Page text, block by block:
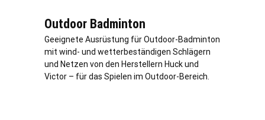
Outdoor Badminton
Geeignete Ausrüstung für Outdoor-Badminton
mit wind- und wetterbeständigen Schlägern
und Netzen von den Herstellern Huck und
Victor – für das Spielen im Outdoor-Bereich.